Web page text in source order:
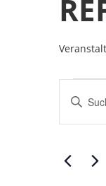
UND
Bitte
Suche